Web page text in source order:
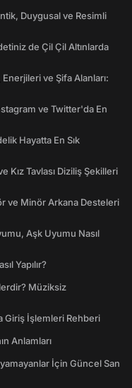
Duygusal ve Resimli
de Çil Çil Altınlarda
ve Şifa Alanları:
ve Twitter'da En
Hayatta En Sık
Kız Tavlası Diziliş Şekilleri
ve Minör Arkana Desteleri
Aşk Uyumu Nasıl
Yapılır?
Müziksiz
Giriş İşlemleri Rehberi
Anlamları
İçin Güncel San